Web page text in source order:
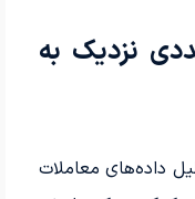
نزدیک به
داده‌های معاملات